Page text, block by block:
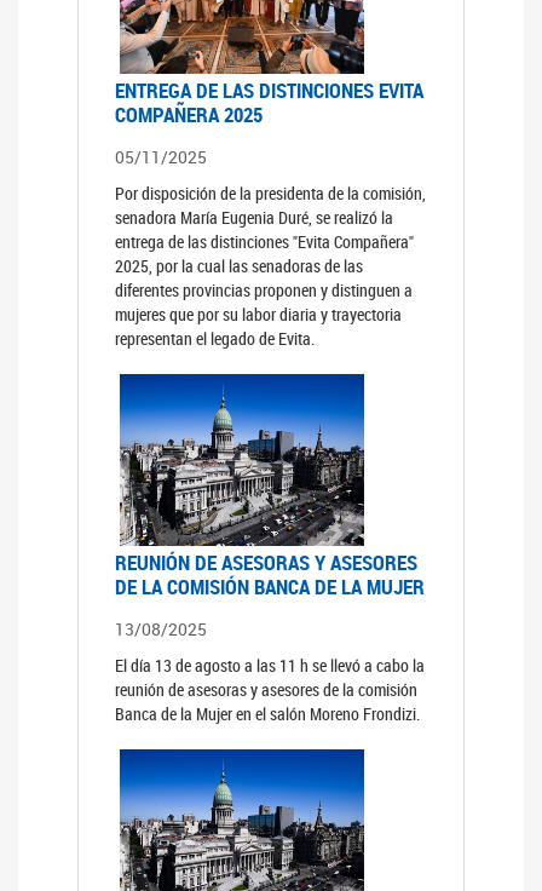
ENTREGA DE LAS DISTINCIONES EVITA
COMPAÑERA 2025
05/11/2025
Por disposición de la presidenta de la comisión,
senadora María Eugenia Duré, se realizó la
entrega de las distinciones "Evita Compañera"
2025, por la cual las senadoras de las
diferentes provincias proponen y distinguen a
mujeres que por su labor diaria y trayectoria
representan el legado de Evita.
REUNIÓN DE ASESORAS Y ASESORES
DE LA COMISIÓN BANCA DE LA MUJER
13/08/2025
El día 13 de agosto a las 11 h se llevó a cabo la
reunión de asesoras y asesores de la comisión
Banca de la Mujer en el salón Moreno Frondizi.